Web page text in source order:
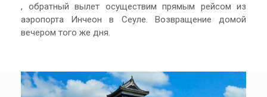
, обратный вылет осуществим прямым рейсом из
аэропорта Инчеон в Сеуле. Возвращение домой
вечером того же дня.